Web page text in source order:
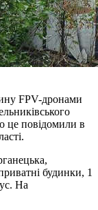
FPV-дронами
це повідомили в
будинки, 1
На